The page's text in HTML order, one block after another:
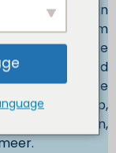
(DMS) zijn
om
efficiënt te
gecentraliseerd
te
verkoop,
financiën,